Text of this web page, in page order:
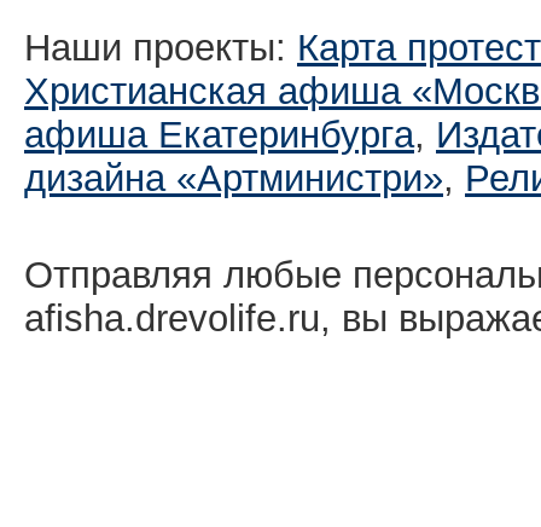
Наши проекты: Карта
Христианская афиша
афиша Екатеринбургa,
дизайна «Артминистри»,
Отправляя любые
afisha.drevolife.ru, вы